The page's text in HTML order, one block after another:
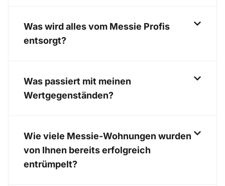
Was wird alles vom Messie Profis
entsorgt?
Was passiert mit meinen
Wertgegenständen?
Wie viele Messie-Wohnungen wurden
von Ihnen bereits erfolgreich
entrümpelt?